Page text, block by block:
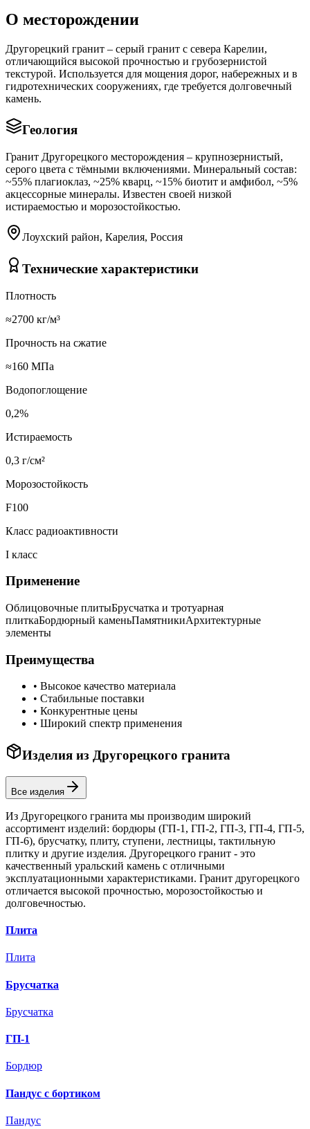
О месторождении
Другорецкий гранит – серый гранит с севера Карелии,
отличающийся высокой прочностью и грубозернистой
текстурой. Используется для мощения дорог, набережных и в
гидротехнических сооружениях, где требуется долговечный
камень.
Геология
Гранит Другорецкого месторождения – крупнозернистый,
серого цвета с тёмными включениями. Минеральный состав:
~55% плагиоклаз, ~25% кварц, ~15% биотит и амфибол, ~5%
акцессорные минералы. Известен своей низкой
истираемостью и морозостойкостью.
Лоухский район, Карелия, Россия
Технические характеристики
Плотность
≈2700 кг/м³
Прочность на сжатие
≈160 МПа
Водопоглощение
0,2%
Истираемость
0,3 г/см²
Морозостойкость
F100
Класс радиоактивности
I класс
Применение
Облицовочные плитыБрусчатка и тротуарная
плиткаБордюрный каменьПамятникиАрхитектурные
элементы
Преимущества
• Высокое качество материала
• Стабильные поставки
• Конкурентные цены
• Широкий спектр применения
Изделия из Другорецкого гранита
Все изделия
Из Другорецкого гранита мы производим широкий
ассортимент изделий: бордюры (ГП-1, ГП-2, ГП-3, ГП-4, ГП-5,
ГП-6), брусчатку, плиту, ступени, лестницы, тактильную
плитку и другие изделия. Другорецкого гранит - это
качественный уральский камень с отличными
эксплуатационными характеристиками. Гранит другорецкого
отличается высокой прочностью, морозостойкостью и
долговечностью.
Плита
Плита
Брусчатка
Брусчатка
ГП-1
Бордюр
Пандус с бортиком
Пандус